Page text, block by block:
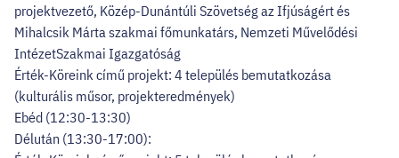
projektvezető, Közép-Dunántúli Szövetség az Ifjúságért és
Mihalcsik Márta szakmai főmunkatárs, Nemzeti Művelődési
IntézetSzakmai Igazgatóság
Érték-Köreink című projekt: 4 település bemutatkozása
(kulturális műsor, projekteredmények)
Ebéd (12:30-13:30)
Délután (13:30-17:00):